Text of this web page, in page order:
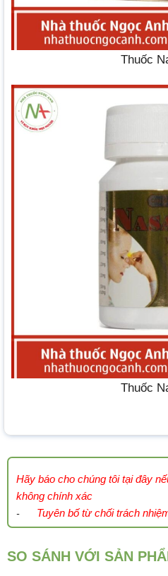
Thuốc
Thuốc
Hãy báo cho chúng tôi tại đây
không chính xác
- Tuyên bố từ chối trách
SO SÁNH VỚI SẢN